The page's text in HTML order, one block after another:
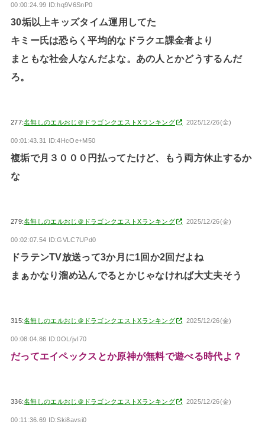
00:00:24.99 ID:hq9V6SnP0
30垢以上キッズタイム運用してた
キミー氏は恐らく平均的なドラクエ課金者より
まともな社会人なんだよな。あの人とかどうするんだ
ろ。
277:名無しのエルおじ＠ドラゴンクエストXランキング 2025/12/26(金)
00:01:43.31 ID:4HcOe+M50
複垢で月３０００円払ってたけど、もう両方休止するか
な
279:名無しのエルおじ＠ドラゴンクエストXランキング 2025/12/26(金)
00:02:07.54 ID:GVLC7UPd0
ドラテンTV放送って3か月に1回か2回だよね
まぁかなり溜め込んでるとかじゃなければ大丈夫そう
315:名無しのエルおじ＠ドラゴンクエストXランキング 2025/12/26(金)
00:08:04.86 ID:0OL/jvI70
だってエイペックスとか原神が無料で遊べる時代よ？
336:名無しのエルおじ＠ドラゴンクエストXランキング 2025/12/26(金)
00:11:36.69 ID:Ski8avsi0